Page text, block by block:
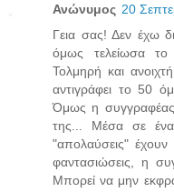
Ανώνυμος 20
Γεια σας! Δεν έχω
όμως τελείωσα
Τολμηρή και
αντιγράφει το 50
Όμως η συγγραφέας
της... Μέσα σε
"απολαύσεις" έχουν
φαντασιώσεις, η
Μπορεί να μην